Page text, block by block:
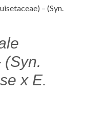
– (Syn.
(Syn.
x E.